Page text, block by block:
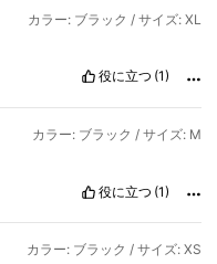
カラー: ブラック / サイズ: XL
役に立つ (1)
カラー: ブラック / サイズ: M
役に立つ (1)
カラー: ブラック / サイズ: XS